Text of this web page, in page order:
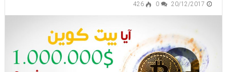
20/12/2017
0
426